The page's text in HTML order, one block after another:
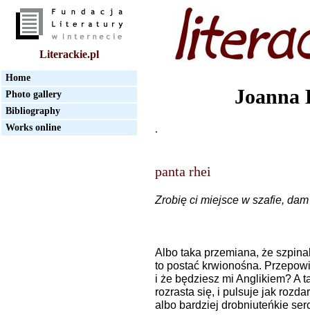
Literackie.pl
Home
Photo gallery
Bibliography
Works online
Joanna
.
panta rhei
Zrobię ci miejsce w szafie,
Albo taka przemiana, że
to postać krwionośna.
i że będziesz mi Anglikiem? A
rozrasta się, i pulsuje jak
albo bardziej drobniuteńkie